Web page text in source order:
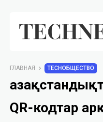
ГЛАВНАЯ TECHОБЩЕСТВО
QR-кодтар